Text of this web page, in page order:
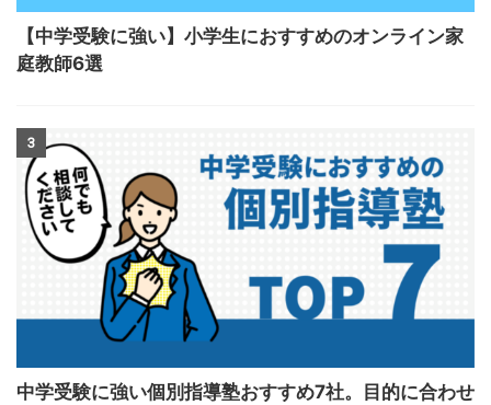
【中学受験に強い】小学生におすすめのオンライン家
庭教師6選
3
中学受験に強い個別指導塾おすすめ7社。目的に合わせ